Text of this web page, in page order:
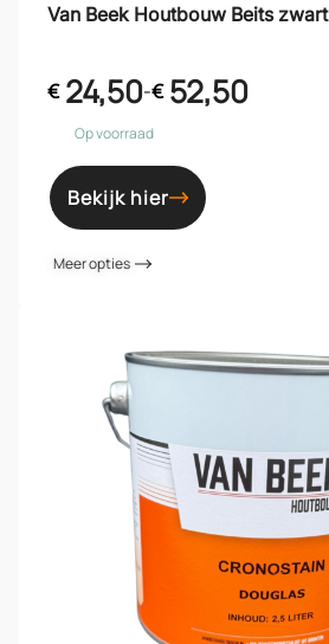
Van Beek Houtbouw Beits zwart
€24,50-€52,50
Op voorraad
Bekijk hier
Meer opties